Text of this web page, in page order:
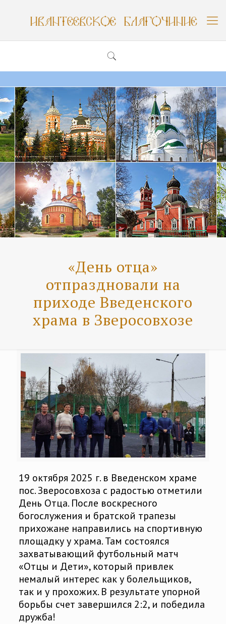
«День отца»
отпраздновали на
приходе Введенского
храма в Зверосовхозе
19 октября 2025 г. в Введенском храме
пос. Зверосовхоза с радостью отметили
День Отца. После воскресного
богослужения и братской трапезы
прихожане направились на спортивную
площадку у храма. Там состоялся
захватывающий футбольный матч
«Отцы и Дети», который привлек
немалый интерес как у болельщиков,
так и у прохожих. В результате упорной
борьбы счет завершился 2:2, и победила
дружба!